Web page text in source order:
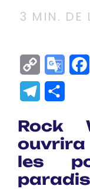
3 MIN. DE
Copy
Link
Telegram
Rock
les